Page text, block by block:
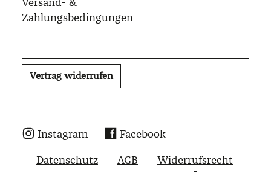
Zahlungsbedingungen
Vertrag widerrufen
Instagram
Facebook
Datenschutz
AGB
Widerrufsrecht